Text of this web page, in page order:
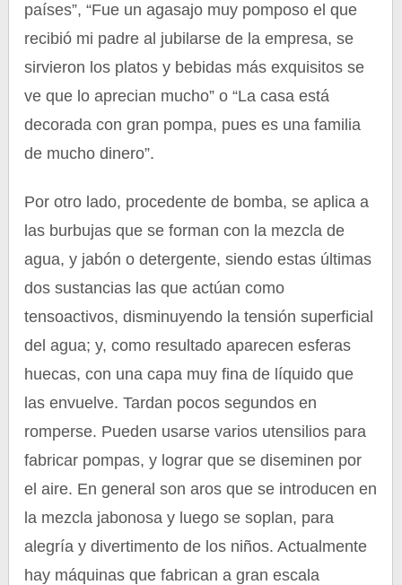
países”, “Fue un agasajo muy pomposo el que
recibió mi padre al jubilarse de la empresa, se
sirvieron los platos y bebidas más exquisitos se
ve que lo aprecian mucho” o “La casa está
decorada con gran pompa, pues es una familia
de mucho dinero”.
Por otro lado, procedente de bomba, se aplica a
las burbujas que se forman con la mezcla de
agua, y jabón o detergente, siendo estas últimas
dos sustancias las que actúan como
tensoactivos, disminuyendo la tensión superficial
del agua; y, como resultado aparecen esferas
huecas, con una capa muy fina de líquido que
las envuelve. Tardan pocos segundos en
romperse. Pueden usarse varios utensilios para
fabricar pompas, y lograr que se diseminen por
el aire. En general son aros que se introducen en
la mezcla jabonosa y luego se soplan, para
alegría y divertimento de los niños. Actualmente
hay máquinas que fabrican a gran escala